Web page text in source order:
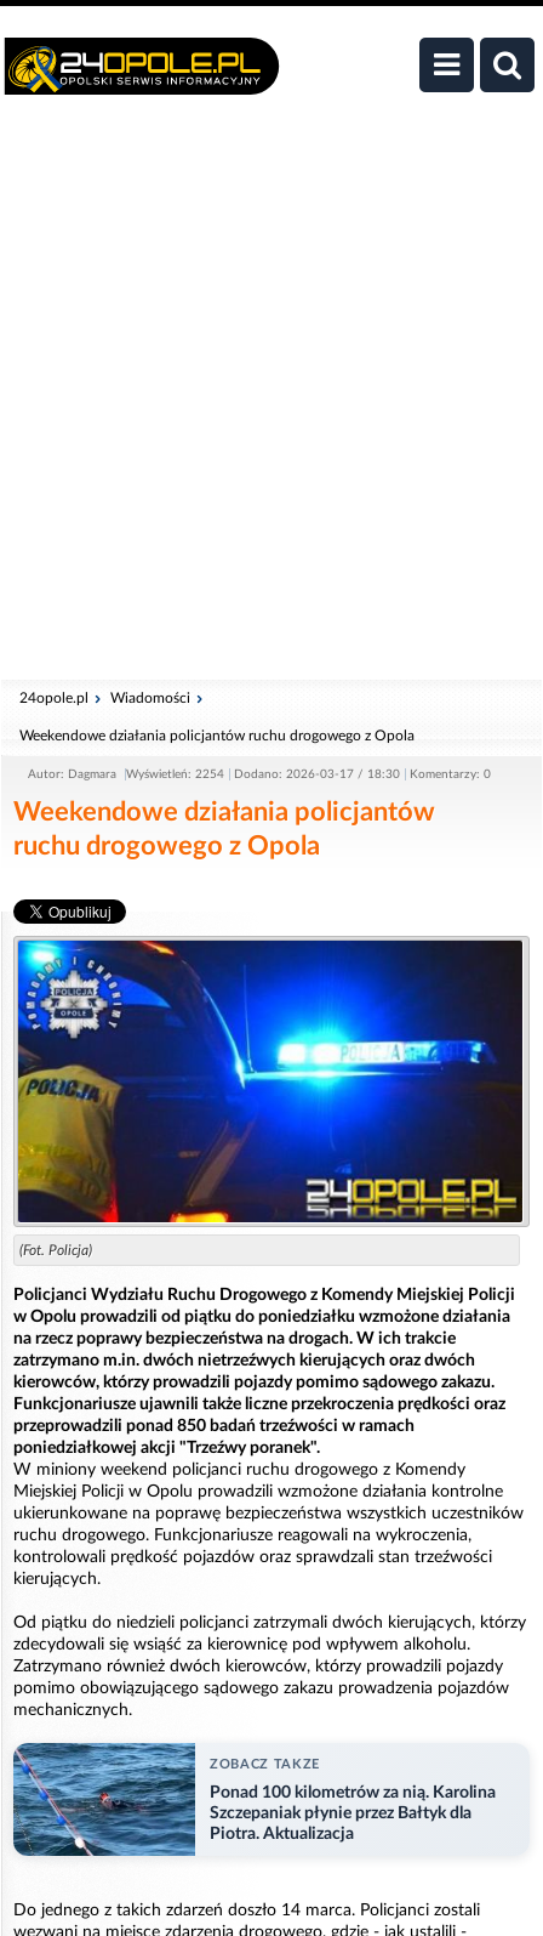
24opole.pl Wiadomości
Weekendowe działania policjantów ruchu drogowego z Opola
Autor: Dagmara Wyświetleń: 2254 Dodano: 2026-03-17 / 18:30 Komentarzy: 0
Weekendowe działania policjantów
ruchu drogowego z Opola
(Fot. Policja)
Policjanci Wydziału Ruchu Drogowego z Komendy Miejskiej Policji
w Opolu prowadzili od piątku do poniedziałku wzmożone działania
na rzecz poprawy bezpieczeństwa na drogach. W ich trakcie
zatrzymano m.in. dwóch nietrzeźwych kierujących oraz dwóch
kierowców, którzy prowadzili pojazdy pomimo sądowego zakazu.
Funkcjonariusze ujawnili także liczne przekroczenia prędkości oraz
przeprowadzili ponad 850 badań trzeźwości w ramach
poniedziałkowej akcji "Trzeźwy poranek".
W miniony weekend policjanci ruchu drogowego z Komendy
Miejskiej Policji w Opolu prowadzili wzmożone działania kontrolne
ukierunkowane na poprawę bezpieczeństwa wszystkich uczestników
ruchu drogowego. Funkcjonariusze reagowali na wykroczenia,
kontrolowali prędkość pojazdów oraz sprawdzali stan trzeźwości
kierujących.
Od piątku do niedzieli policjanci zatrzymali dwóch kierujących, którzy
zdecydowali się wsiąść za kierownicę pod wpływem alkoholu.
Zatrzymano również dwóch kierowców, którzy prowadzili pojazdy
pomimo obowiązującego sądowego zakazu prowadzenia pojazdów
mechanicznych.
ZOBACZ TAKZE
Ponad 100 kilometrów za nią. Karolina
Szczepaniak płynie przez Bałtyk dla
Piotra. Aktualizacja
Do jednego z takich zdarzeń doszło 14 marca. Policjanci zostali
wezwani na miejsce zdarzenia drogowego, gdzie - jak ustalili -